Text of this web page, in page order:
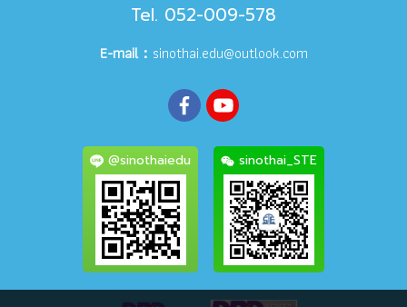
Tel. 052-009-578
E-mail： sinothai.edu@outlook.com
@sinothaiedu sinothai_STE